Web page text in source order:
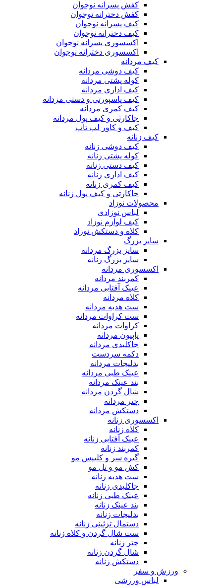
کفش پسرانه نوجوان
کفش دخترانه نوجوان
کیف پسرانه نوجوان
کیف دخترانه نوجوان
اکسسوری پسرانه نوجوان
اکسسوری دخترانه نوجوان
کیف مردانه
کیف دوشی مردانه
کوله پشتی مردانه
کیف اداری مردانه
کیف پاسپورتی و دستی مردانه
کیف کمری مردانه
جاکارتی و کیف پول مردانه
کیف و کاور لپ تاپ
کیف زنانه
کیف دوشی زنانه
کوله پشتی زنانه
کیف دستی زنانه
کیف اداری زنانه
کیف کمری زنانه
جاکارتی و کیف پول زنانه
محصولات نوزاد
لباس نوزادی
کیف لوازم نوزاد
کلاه و دستکش نوزاد
سایز بزرگ
سایز بزرگ مردانه
سایز بزرگ زنانه
اکسسوری مردانه
کمربند مردانه
عینک آفتابی مردانه
کلاه مردانه
ست هدیه مردانه
ست کراوات مردانه
کراوات مردانه
پاپیون مردانه
جاکلیدی مردانه
دکمه سردست
بدلیجات مردانه
عینک طبی مردانه
بند عینک مردانه
شال گردن مردانه
چتر مردانه
دستکش مردانه
اکسسوری زنانه
کلاه زنانه
عینک آفتابی زنانه
کمربند زنانه
گیره سر و کلیپس مو
کش مو و تل مو
ست هدیه زنانه
جاکلیدی زنانه
عینک طبی زنانه
بند عینک زنانه
بدلیجات زنانه
دستمال تزئینی زنانه
ست شال گردن و کلاه زنانه
چتر زنانه
شال گردن زنانه
دستکش زنانه
ورزش و سفر
لباس ورزشی